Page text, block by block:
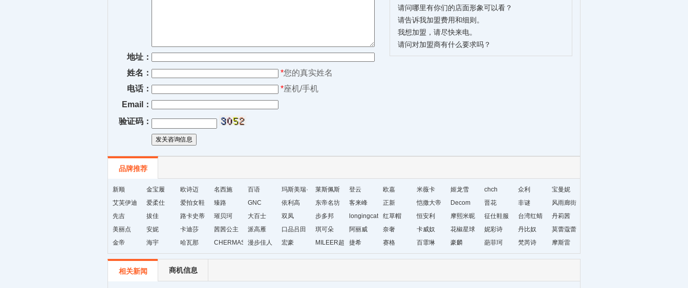
地址：
姓名：
*您的真实姓名
电话：
*座机/手机
Email：
验证码：
请问哪里有你们的店面形象可以看？
请告诉我加盟费用和细则。
我想加盟，请尽快来电。
请问对加盟商有什么要求吗？
品牌推荐
新顺 金宝履 欧诗迈 名西施 百语
玛斯美瑞·
琳
莱斯佩斯 登云 欧嘉 米薇卡 姬龙雪 chch 众利
宝曼妮
艾芙伊迪
爱柔仕 爱拍女鞋 臻路 GNC 依利高 东帝名坊 客来峰 正新 恺撒大帝 Decom 晋花 非谜
风雨廊街
先吉
拔佳
路卡史蒂
芙
璀贝珂 大百士 双凤 步多邦 longingcat 红草帽 恒安利 摩熙米昵 征仕鞋服
台湾红蜻
蜓
丹莉茜
美丽点
安妮 卡迪莎 茜茜公主 派高雁 口品吕田 琪可朵 阿丽威 奈奢 卡威奴 花椒星球 妮彩诗 丹比奴
莫蕾蔻蕾
金帝
海宇 哈瓦那 CHERMAS&KAETH
漫步佳人 宏豪
MILEER超
级店
捷希 赛格 百霏琳 豪麟 葩菲珂 梵芮诗 摩斯雷
相关新闻 商机信息